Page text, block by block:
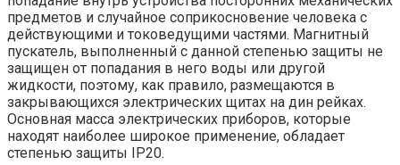
предметов и случайное соприкосновение человека с
действующими и токоведущими частями. Магнитный
пускатель, выполненный с данной степенью защиты не
защищен от попадания в него воды или другой
жидкости, поэтому, как правило, размещаются в
закрывающихся электрических щитах на дин рейках.
Основная масса электрических приборов, которые
находят наиболее широкое применение, обладает
степенью защиты IP20.